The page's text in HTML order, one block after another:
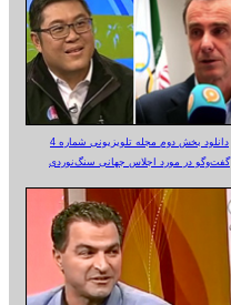
دانلود بخش دوم مجله تلویزیونی شماره 4
گفت‌وگو در مورد اجلاس جهانی سنگ‌نوردی